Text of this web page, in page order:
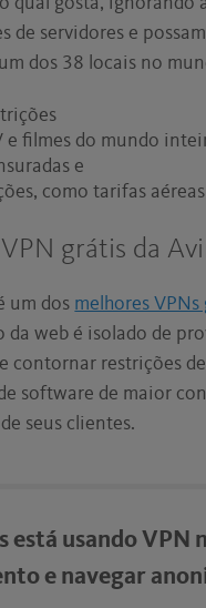
de servidores e
dos 38 locais no
e filmes do mundo
e
como tarifas aéreas
grátis da
um dos melhores VPNs
da web é isolado de
contornar restrições
software de maior
seus clientes.
está usando VPN
e navegar